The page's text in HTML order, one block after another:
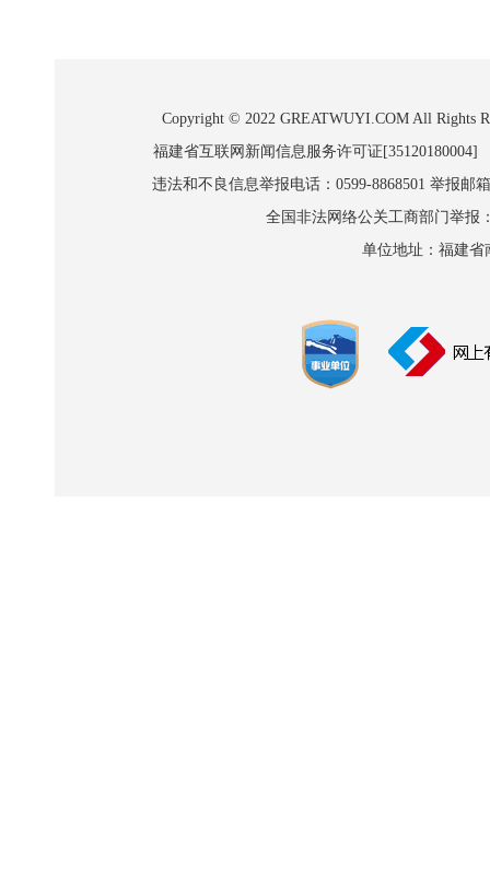
Copyright © 2022 GREATWUYI.COM All Rights
福建省互联网新闻信息服务许可证
违法和不良信息举报电话：0599-8868501 举报邮
全国非法网络公关工商部门举报
单位地址：福建省